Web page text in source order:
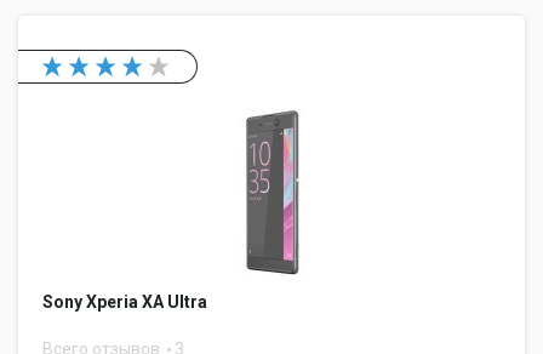
Sony Xperia XA Ultra
Всего отзывов 3